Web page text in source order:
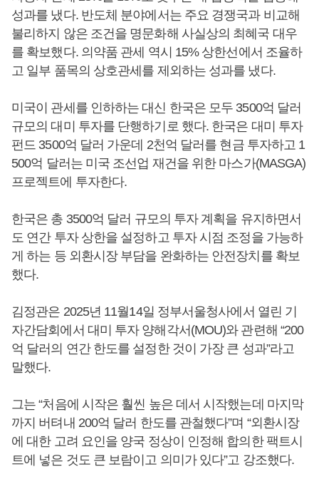
성과를 냈다. 반도체 분야에서는 주요 경쟁국과 비교해
불리하지 않은 조건을 명문화해 사실상의 최혜국 대우
를 확보했다. 의약품 관세 역시 15% 상한선에서 조율하
고 일부 품목의 상호관세를 제외하는 성과를 냈다.
미국이 관세를 인하하는 대신 한국은 모두 3500억 달러
규모의 대미 투자를 단행하기로 했다. 한국은 대미 투자
펀드 3500억 달러 가운데 2천억 달러를 현금 투자하고 1
500억 달러는 미국 조선업 재건을 위한 마스가(MASGA)
프로젝트에 투자한다.
한국은 총 3500억 달러 규모의 투자 계획을 유지하면서
도 연간 투자 상한을 설정하고 투자 시점 조정을 가능하
게 하는 등 외환시장 부담을 완화하는 안전장치를 확보
했다.
김정관은 2025년 11월14일 정부서울청사에서 열린 기
자간담회에서 대미 투자 양해각서(MOU)와 관련해 “200
억 달러의 연간 한도를 설정한 것이 가장 큰 성과”라고
말했다.
그는 “처음에 시작은 훨씬 높은 데서 시작했는데 마지막
까지 버텨내 200억 달러 한도를 관철했다”며 “외환시장
에 대한 고려 요인을 양국 정상이 인정해 합의한 팩트시
트에 넣은 것도 큰 보람이고 의미가 있다”고 강조했다.